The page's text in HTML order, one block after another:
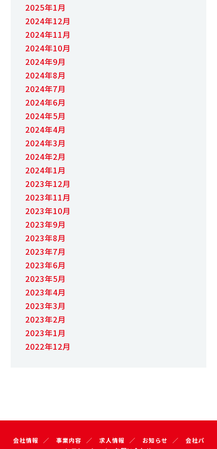
2025年1月
2024年12月
2024年11月
2024年10月
2024年9月
2024年8月
2024年7月
2024年6月
2024年5月
2024年4月
2024年3月
2024年2月
2024年1月
2023年12月
2023年11月
2023年10月
2023年9月
2023年8月
2023年7月
2023年6月
2023年5月
2023年4月
2023年3月
2023年2月
2023年1月
2022年12月
会社情報 事業内容 求人情報 お知らせ
会社パ